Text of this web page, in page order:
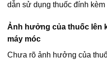
dẫn sử dụng thuốc đính kèm
Ảnh hưởng của thuốc lên
máy móc
Chưa rõ ảnh hưởng của